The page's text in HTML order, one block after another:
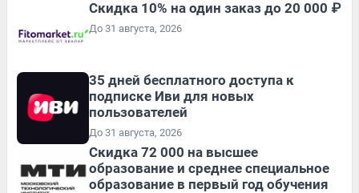
Скидка 10% на один заказ до 20 000 ₽
До 31 августа, 2026
35 дней бесплатного доступа к
подписке Иви для новых
пользователей
До 31 августа, 2026
Скидка 72 000 на высшее
образование и среднее специальное
образование в первый год обучения